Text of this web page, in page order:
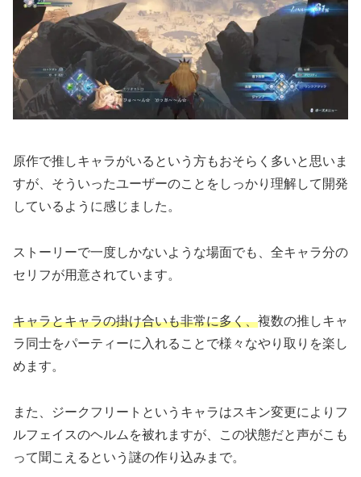
原作で推しキャラがいるという方もおそらく多いと思いま
すが、そういったユーザーのことをしっかり理解して開発
しているように感じました。
ストーリーで一度しかないような場面でも、全キャラ分の
セリフが用意されています。
キャラとキャラの掛け合いも非常に多く、複数の推しキャ
ラ同士をパーティーに入れることで様々なやり取りを楽し
めます。
また、ジークフリートというキャラはスキン変更によりフ
ルフェイスのヘルムを被れますが、この状態だと声がこも
って聞こえるという謎の作り込みまで。